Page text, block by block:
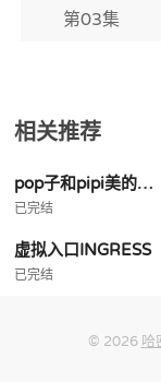
第03集
相关推荐
pop子和pipi美的日常
已完结
虚拟入口INGRESS
已完结
© 2026 哈